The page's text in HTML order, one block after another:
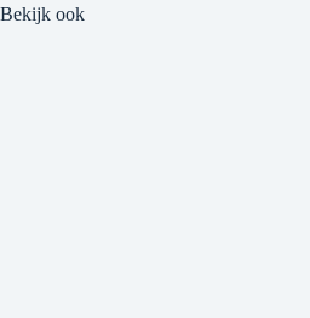
Bekijk ook